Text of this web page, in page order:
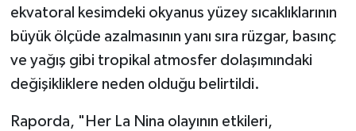
ekvatoral kesimdeki okyanus yüzey sıcaklıklarının
büyük ölçüde azalmasının yanı sıra rüzgar, basınç
ve yağış gibi tropikal atmosfer dolaşımındaki
değişikliklere neden olduğu belirtildi.
Raporda, "Her La Nina olayının etkileri,